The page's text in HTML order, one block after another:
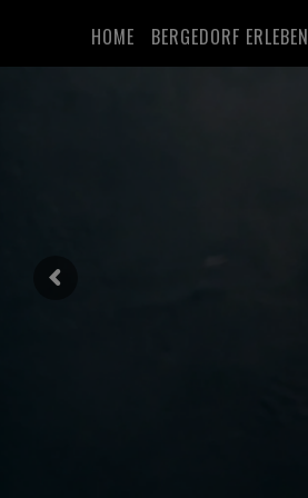
HOME BERGEDORF ERLEBEN